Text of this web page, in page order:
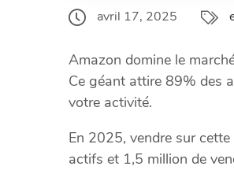
avril 17, 2025
Amazon domine le
Ce géant attire 89% des
votre activité.
En 2025, vendre sur cette
actifs et 1,5 million de